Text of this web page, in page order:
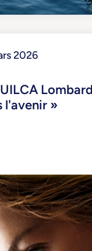
2026
l'avenir »